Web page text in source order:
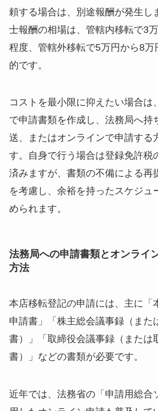
頼する場合は、別途報酬が発生し
士報酬の相場は、管轄内移転で3
程度、管轄外移転で5万円から8万
的です。
コストを最小限に抑えたい場合は
で申請書類を作成し、法務局へ持
送、またはオンラインで申請する
す。自身で行う場合は登録免許税
済みますが、書類の不備による再
を考慮し、余裕を持ったスケジュ
められます。
法務局への申請書類とオンライ
方法
本店移転登記の申請には、主に「
申請書」「株主総会議事録（また
書）」「取締役会議事録（または
書）」などの書類が必要です。
近年では、法務省の「申請用総合